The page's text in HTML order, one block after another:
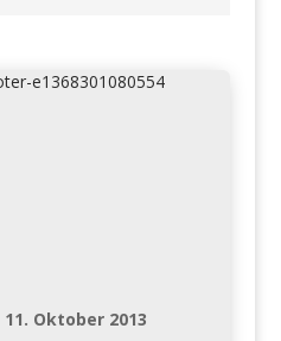
11. Oktober 2013